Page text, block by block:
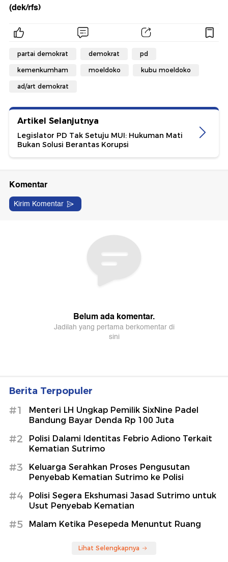
(dek/rfs)
partai demokrat demokrat pd
kemenkumham moeldoko kubu moeldoko
ad/art demokrat
Artikel Selanjutnya
Legislator PD Tak Setuju MUI: Hukuman Mati
Bukan Solusi Berantas Korupsi
Berita Terpopuler
#1
Menteri LH Ungkap Pemilik SixNine Padel
Bandung Bayar Denda Rp 100 Juta
#2
Polisi Dalami Identitas Febrio Adiono Terkait
Kematian Sutrimo
#3
Keluarga Serahkan Proses Pengusutan
Penyebab Kematian Sutrimo ke Polisi
#4
Polisi Segera Ekshumasi Jasad Sutrimo untuk
Usut Penyebab Kematian
#5 Malam Ketika Pesepeda Menuntut Ruang
Lihat Selengkapnya